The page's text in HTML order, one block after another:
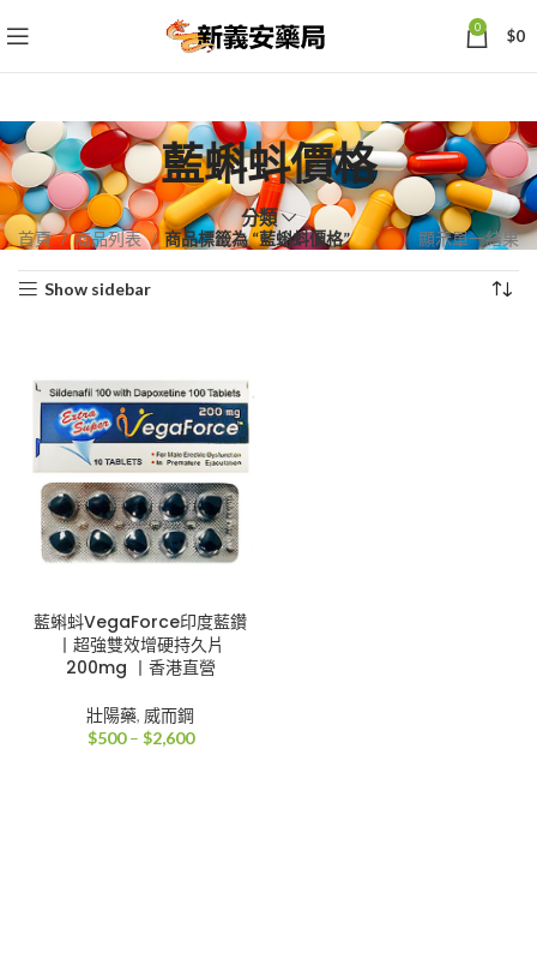
0 $0
藍蝌蚪價格
分類
首頁 商品列表 商品標籤為 “藍蝌蚪價格” 顯示單一結果
Show sidebar
藍蝌蚪VegaForce印度藍鑽
丨超強雙效增硬持久片
200mg 丨香港直營
壯陽藥, 威而鋼
$500 – $2,600價